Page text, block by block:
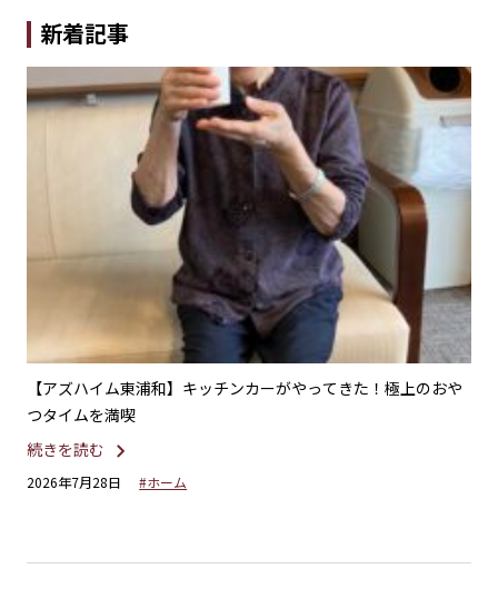
新着記事
【アズハイム東浦和】キッチンカーがやってきた！極上のおや
つタイムを満喫
続きを読む
2026年7月28日 #ホーム